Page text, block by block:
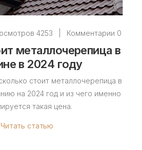
4253 Комментарии 0
металлочерепица в
в 2024 году
стоит металлочерепица в
на 2024 год и из чего именно
такая цена.
Читать статью